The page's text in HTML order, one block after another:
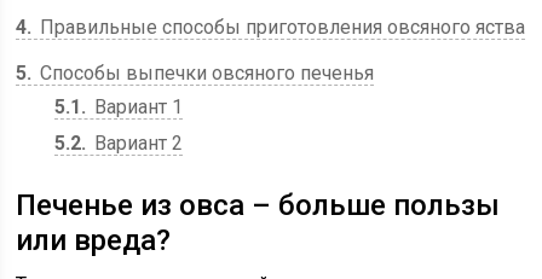
4
Правильные способы приготовления овсяного яства
5 Способы выпечки овсяного печенья
5.1
Вариант 1
5.2
Вариант 2
Печенье из овса – больше пользы
или вреда?